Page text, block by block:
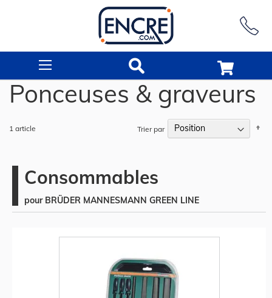
Ponceuses & graveurs
1 article Trier par
Consommables
pour BRÜDER MANNESMANN GREEN LINE